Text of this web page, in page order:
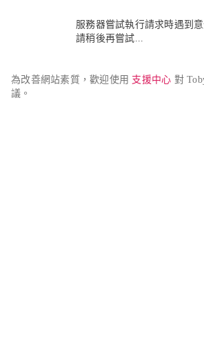
服務器嘗試執行請求時遇到
請稍後再嘗試...
為改善網站素質，歡迎使用 支援中心 對
議。